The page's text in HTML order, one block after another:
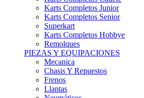
Karts Completos Junior
Karts Completos Senior
Superkart
Karts Completos Hobbye
Remolques
PIEZAS Y EQUIPACIONES
Mecanica
Chasis Y Repuestos
Frenos
Llantas